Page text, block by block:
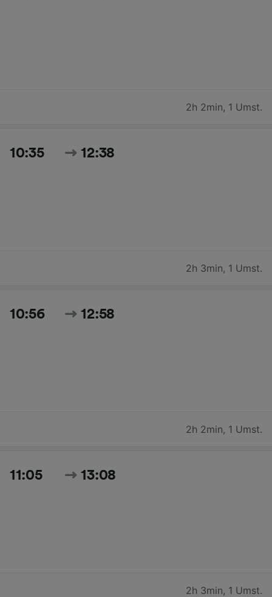
2h 2min, 1 Umst.
10:35 12:38
2h 3min, 1 Umst.
10:56 12:58
2h 2min, 1 Umst.
11:05 13:08
2h 3min, 1 Umst.